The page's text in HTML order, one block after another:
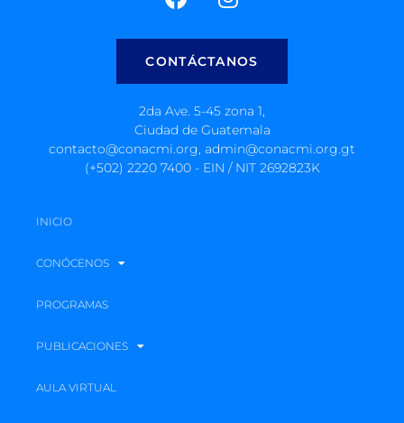
CONTÁCTANOS
2da Ave. 5-45 zona 1,
Ciudad de Guatemala
contacto@conacmi.org, admin@conacmi.org.gt
(+502) 2220 7400 - EIN / NIT 2692823K
INICIO
CONÓCENOS
PROGRAMAS
PUBLICACIONES
AULA VIRTUAL